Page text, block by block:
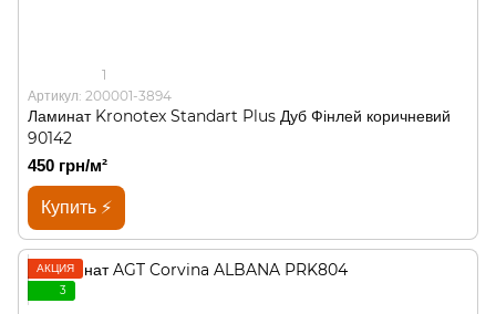
1
Артикул: 200001-3894
Ламинат Kronotex Standart Plus Дуб Фінлей коричневий
90142
450 грн/м²
Купить ⚡
АКЦИЯ
3